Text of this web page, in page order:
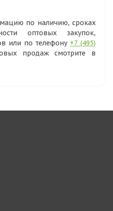
по наличию, сроках
оптовых закупок,
или по телефону +7 (495)
продаж смотрите в